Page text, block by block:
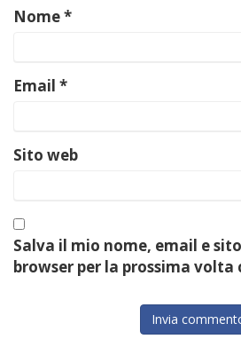
Nome*
Email *
Sito web
Salva il mio nome, email e
browser per la prossima volta